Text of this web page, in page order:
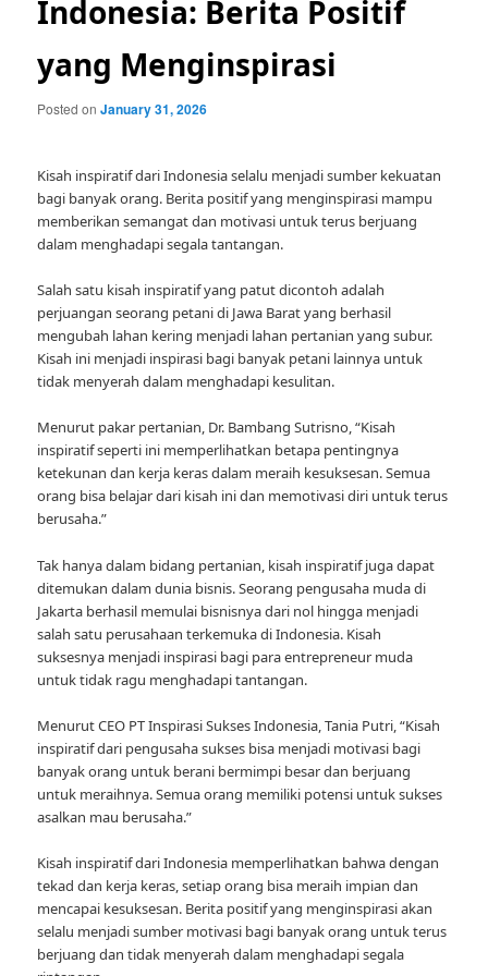
Indonesia: Berita Positif
yang Menginspirasi
Posted onJanuary 31, 2026
Kisah inspiratif dari Indonesia selalu menjadi sumber kekuatan
bagi banyak orang. Berita positif yang menginspirasi mampu
memberikan semangat dan motivasi untuk terus berjuang
dalam menghadapi segala tantangan.
Salah satu kisah inspiratif yang patut dicontoh adalah
perjuangan seorang petani di Jawa Barat yang berhasil
mengubah lahan kering menjadi lahan pertanian yang subur.
Kisah ini menjadi inspirasi bagi banyak petani lainnya untuk
tidak menyerah dalam menghadapi kesulitan.
Menurut pakar pertanian, Dr. Bambang Sutrisno, “Kisah
inspiratif seperti ini memperlihatkan betapa pentingnya
ketekunan dan kerja keras dalam meraih kesuksesan. Semua
orang bisa belajar dari kisah ini dan memotivasi diri untuk terus
berusaha.”
Tak hanya dalam bidang pertanian, kisah inspiratif juga dapat
ditemukan dalam dunia bisnis. Seorang pengusaha muda di
Jakarta berhasil memulai bisnisnya dari nol hingga menjadi
salah satu perusahaan terkemuka di Indonesia. Kisah
suksesnya menjadi inspirasi bagi para entrepreneur muda
untuk tidak ragu menghadapi tantangan.
Menurut CEO PT Inspirasi Sukses Indonesia, Tania Putri, “Kisah
inspiratif dari pengusaha sukses bisa menjadi motivasi bagi
banyak orang untuk berani bermimpi besar dan berjuang
untuk meraihnya. Semua orang memiliki potensi untuk sukses
asalkan mau berusaha.”
Kisah inspiratif dari Indonesia memperlihatkan bahwa dengan
tekad dan kerja keras, setiap orang bisa meraih impian dan
mencapai kesuksesan. Berita positif yang menginspirasi akan
selalu menjadi sumber motivasi bagi banyak orang untuk terus
berjuang dan tidak menyerah dalam menghadapi segala